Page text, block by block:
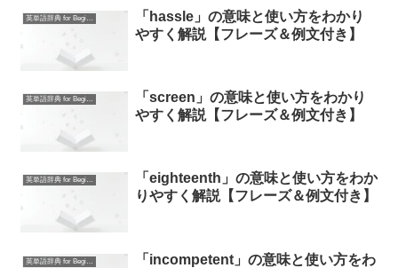
英単語辞典 for Beginners
「hassle」の意味と使い方をわかり
やすく解説【フレーズ＆例文付き】
英単語辞典 for Beginners
「screen」の意味と使い方をわかり
やすく解説【フレーズ＆例文付き】
英単語辞典 for Beginners
「eighteenth」の意味と使い方をわか
りやすく解説【フレーズ＆例文付き】
英単語辞典 for Beginners
「incompetent」の意味と使い方をわ